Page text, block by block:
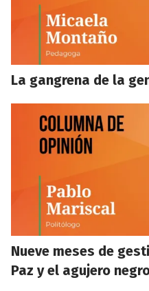
La gangrena de la
Nueve meses de
Paz y el agujero